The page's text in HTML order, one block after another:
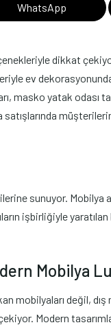
WhatsApp
dikkat
ev
masko yatak
sunuyor. Mobilya
işbirliğiyle
Mobilya
mobilyaları değil,
Modern